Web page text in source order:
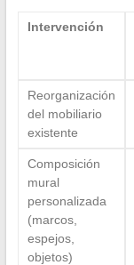
Intervención
Reorganización
del mobiliario
existente
Composición
mural
personalizada
(marcos,
espejos,
objetos)